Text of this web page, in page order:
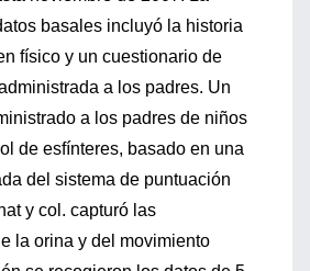
basales incluyó la historia
físico y un cuestionario de
a los padres. Un
a los padres de niños
de esfínteres, basado en una
del sistema de puntuación
y col. capturó las
la orina y del movimiento